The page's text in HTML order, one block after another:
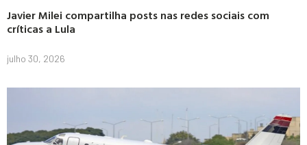
Javier Milei compartilha posts nas redes sociais com
críticas a Lula
julho 30, 2026